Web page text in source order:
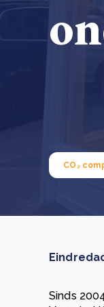
Green
CSRD
CO₂
Sinds